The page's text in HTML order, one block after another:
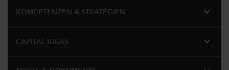
KOMPETENZEN & STRATEGIEN expand_more
CAPITAL IDEAS expand_more